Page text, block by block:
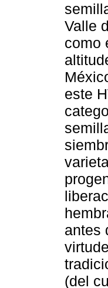
Valle
como
este
antes
(del